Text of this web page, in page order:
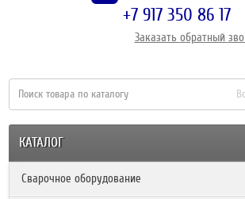
+7 917 350 86 17
Заказать обратный
КАТАЛОГ
Сварочное оборудование